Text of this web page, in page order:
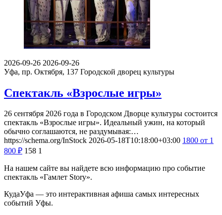
2026-09-26 2026-09-26
Уфа, пр. Октября, 137 Городской дворец культуры
Спектакль «Взрослые игры»
26 сентября 2026 года в Городском Дворце культуры состоится
спектакль «Взрослые игры». Идеальный ужин, на который
обычно соглашаются, не раздумывая:…
https://schema.org/InStock 2026-05-18T10:18:00+03:00 1800 от 1
800 ₽ 158 1
На нашем сайте вы найдете всю информацию про событие
спектакль «Гамлет Story».
КудаУфа — это интерактивная афиша самых интересных
событий Уфы.